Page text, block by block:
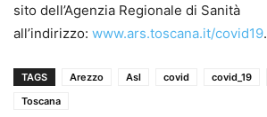
sito dell’Agenzia Regionale di Sanità
all’indirizzo: www.ars.toscana.it/covid19.
TAGS Arezzo Asl covid covid_19
Toscana